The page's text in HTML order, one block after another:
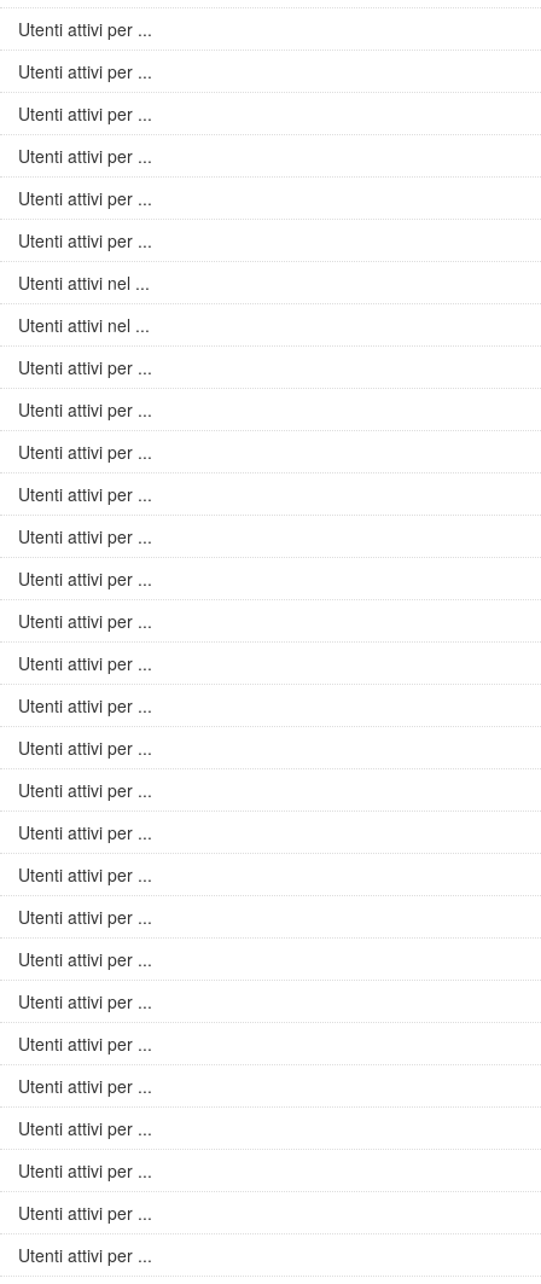
Utenti attivi per ...
Utenti attivi per ...
Utenti attivi per ...
Utenti attivi per ...
Utenti attivi per ...
Utenti attivi per ...
Utenti attivi nel ...
Utenti attivi nel ...
Utenti attivi per ...
Utenti attivi per ...
Utenti attivi per ...
Utenti attivi per ...
Utenti attivi per ...
Utenti attivi per ...
Utenti attivi per ...
Utenti attivi per ...
Utenti attivi per ...
Utenti attivi per ...
Utenti attivi per ...
Utenti attivi per ...
Utenti attivi per ...
Utenti attivi per ...
Utenti attivi per ...
Utenti attivi per ...
Utenti attivi per ...
Utenti attivi per ...
Utenti attivi per ...
Utenti attivi per ...
Utenti attivi per ...
Utenti attivi per ...